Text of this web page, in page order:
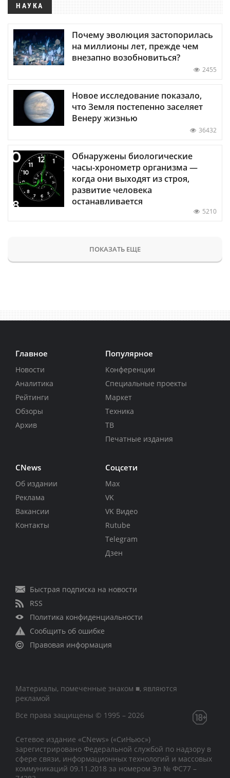
НАУКА
Почему эволюция застопорилась
на миллионы лет, прежде чем
внезапно возобновиться?
2455
Новое исследование показало,
что Земля постепенно заселяет
Венеру жизнью
36432
Обнаружены биологические
часы-хронометр организма —
когда они выходят из строя,
развитие человека
останавливается
5210
ПОКАЗАТЬ ЕЩЕ
Главное
Новости
Аналитика
Рейтинги
Обзоры
Архив
Популярное
Конференции
Специальные проекты
Маркет
Техника
ТВ
Печатные издания
CNews
Об издании
Реклама
Вакансии
Контакты
Соцсети
Max
VK
VK Видео
Rutube
Telegram
Дзен
Быстрая подписка на новости
RSS
Политика конфиденциальности
Сообщить об ошибке
Правовая информация
Материалы, помеченные знаком ■, являются
рекламой
Все права защищены © 1995 – 2026
Сетевое издание «CNews» («СиНьюс»)
зарегистрировано Федеральной службой по надзору в
сфере связи, информационных технологий и массовых
коммуникаций 09.11.2018 за номером Эл № ФС77 –